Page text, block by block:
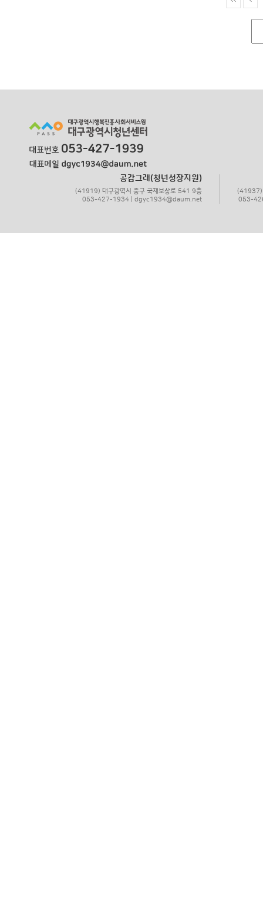
공감그래(청년성장지원)
(41919) 대구광역시 중구 국채보상로 541 9층
053-427-1934 | dgyc1934@daum.net
(41937)
053-